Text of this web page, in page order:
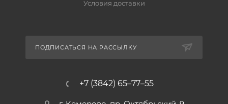
Условия доставки
ПОДПИСАТЬСЯ НА РАССЫЛКУ
+7 (3842) 65–77–55